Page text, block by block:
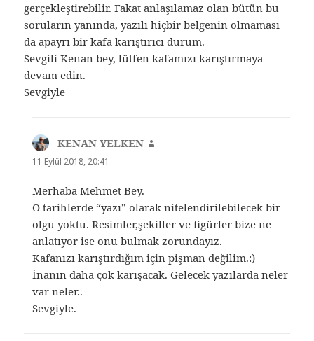
gerçekleştirebilir. Fakat anlaşılamaz olan bütün bu
soruların yanında, yazılı hiçbir belgenin olmaması
da apayrı bir kafa karıştırıcı durum.
Sevgili Kenan bey, lütfen kafamızı karıştırmaya
devam edin.
Sevgiyle
KENAN YELKEN
11 Eylül 2018, 20:41
Merhaba Mehmet Bey.
O tarihlerde “yazı” olarak nitelendirilebilecek bir
olgu yoktu. Resimler,şekiller ve figürler bize ne
anlatıyor ise onu bulmak zorundayız.
Kafanızı karıştırdığım için pişman değilim.:)
İnanın daha çok karışacak. Gelecek yazılarda neler
var neler..
Sevgiyle.